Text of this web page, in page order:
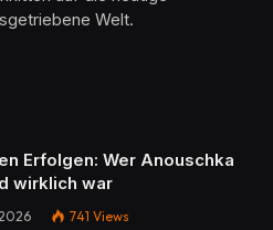
Welt.
Erfolgen: Wer Anouschka
wirklich war
741 Views